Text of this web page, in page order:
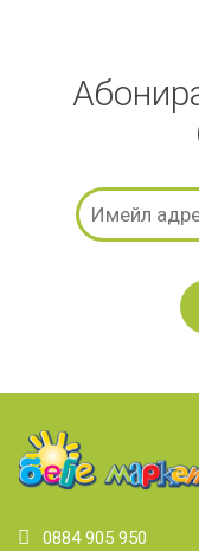
0884 905 950